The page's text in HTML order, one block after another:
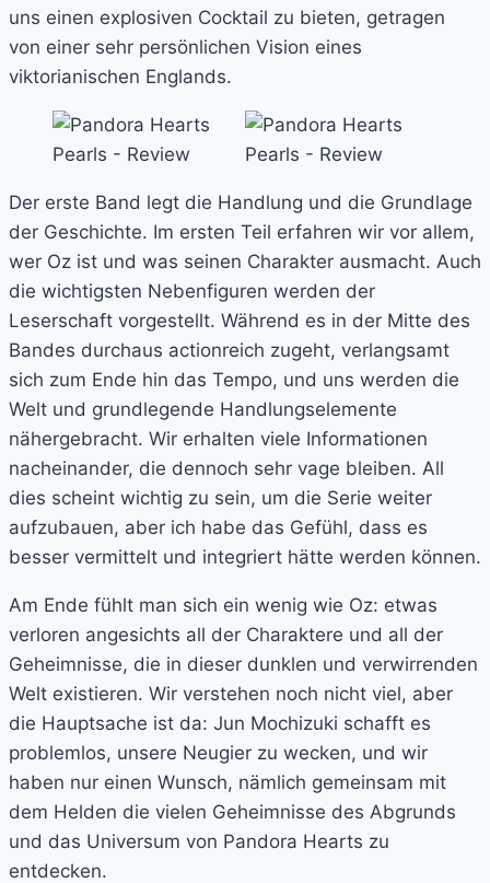
uns einen explosiven Cocktail zu bieten, getragen
von einer sehr persönlichen Vision eines
viktorianischen Englands.
Der erste Band legt die Handlung und die Grundlage
der Geschichte. Im ersten Teil erfahren wir vor allem,
wer Oz ist und was seinen Charakter ausmacht. Auch
die wichtigsten Nebenfiguren werden der
Leserschaft vorgestellt. Während es in der Mitte des
Bandes durchaus actionreich zugeht, verlangsamt
sich zum Ende hin das Tempo, und uns werden die
Welt und grundlegende Handlungselemente
nähergebracht. Wir erhalten viele Informationen
nacheinander, die dennoch sehr vage bleiben. All
dies scheint wichtig zu sein, um die Serie weiter
aufzubauen, aber ich habe das Gefühl, dass es
besser vermittelt und integriert hätte werden können.
Am Ende fühlt man sich ein wenig wie Oz: etwas
verloren angesichts all der Charaktere und all der
Geheimnisse, die in dieser dunklen und verwirrenden
Welt existieren. Wir verstehen noch nicht viel, aber
die Hauptsache ist da: Jun Mochizuki schafft es
problemlos, unsere Neugier zu wecken, und wir
haben nur einen Wunsch, nämlich gemeinsam mit
dem Helden die vielen Geheimnisse des Abgrunds
und das Universum von Pandora Hearts zu
entdecken.